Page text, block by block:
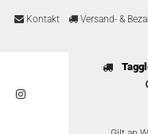
Kontakt Versand- &